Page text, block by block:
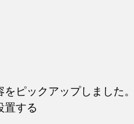
ピックアップしました。
置する